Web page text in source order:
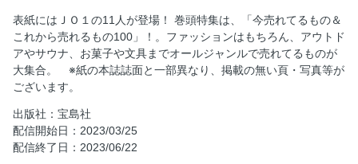
ファッションから雑貨、ガジェット、グルメまで！ストリー
トで今、売れてる＆次に売れるもの！！
新生活に始めたい！smart的 Want to do リスト
スタイルがある20代のキーパーソン・32人のファッション
を深掘り STREET STYLE SNAP
COVER STORY JO1 COLORS OF THE ELEVEN 加速
する、11人の輝き
NY在住のアートディレクターが気になるカルチャーをお届
表紙にはＪＯ１の11人が登場！ 巻頭特集は、「今売れてるもの＆
これから売れるもの100」！。ファッションはもちろん、アウトド
アやサウナ、お菓子や文具までオールジャンルで売れてるものが
大集合。 ※紙の本誌誌面と一部異なり、掲載の無い頁・写真等が
ございます。
出版社：宝島社
配信開始日：2023/03/25
配信終了日：2023/06/22